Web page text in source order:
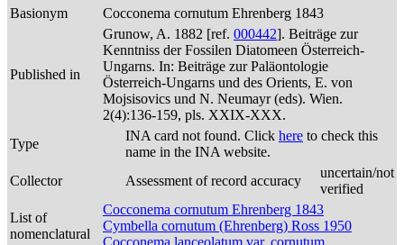
Basionym
Cocconema cornutum Ehrenberg 1843
Published in
Grunow, A. 1882 [ref. 000442]. Beiträge zur
Kenntniss der Fossilen Diatomeen Österreich-
Ungarns. In: Beiträge zur Paläontologie
Österreich-Ungarns und des Orients, E. von
Mojsisovics und N. Neumayr (eds). Wien.
2(4):136-159, pls. XXIX-XXX.
Type
INA card not found. Click here to check this
name in the INA website.
Collector
Assessment of record accuracy
uncertain/not
verified
List of
nomenclatural
Cocconema cornutum Ehrenberg 1843
Cymbella cornutum (Ehrenberg) Ross 1950
Cocconema lanceolatum var. cornutum